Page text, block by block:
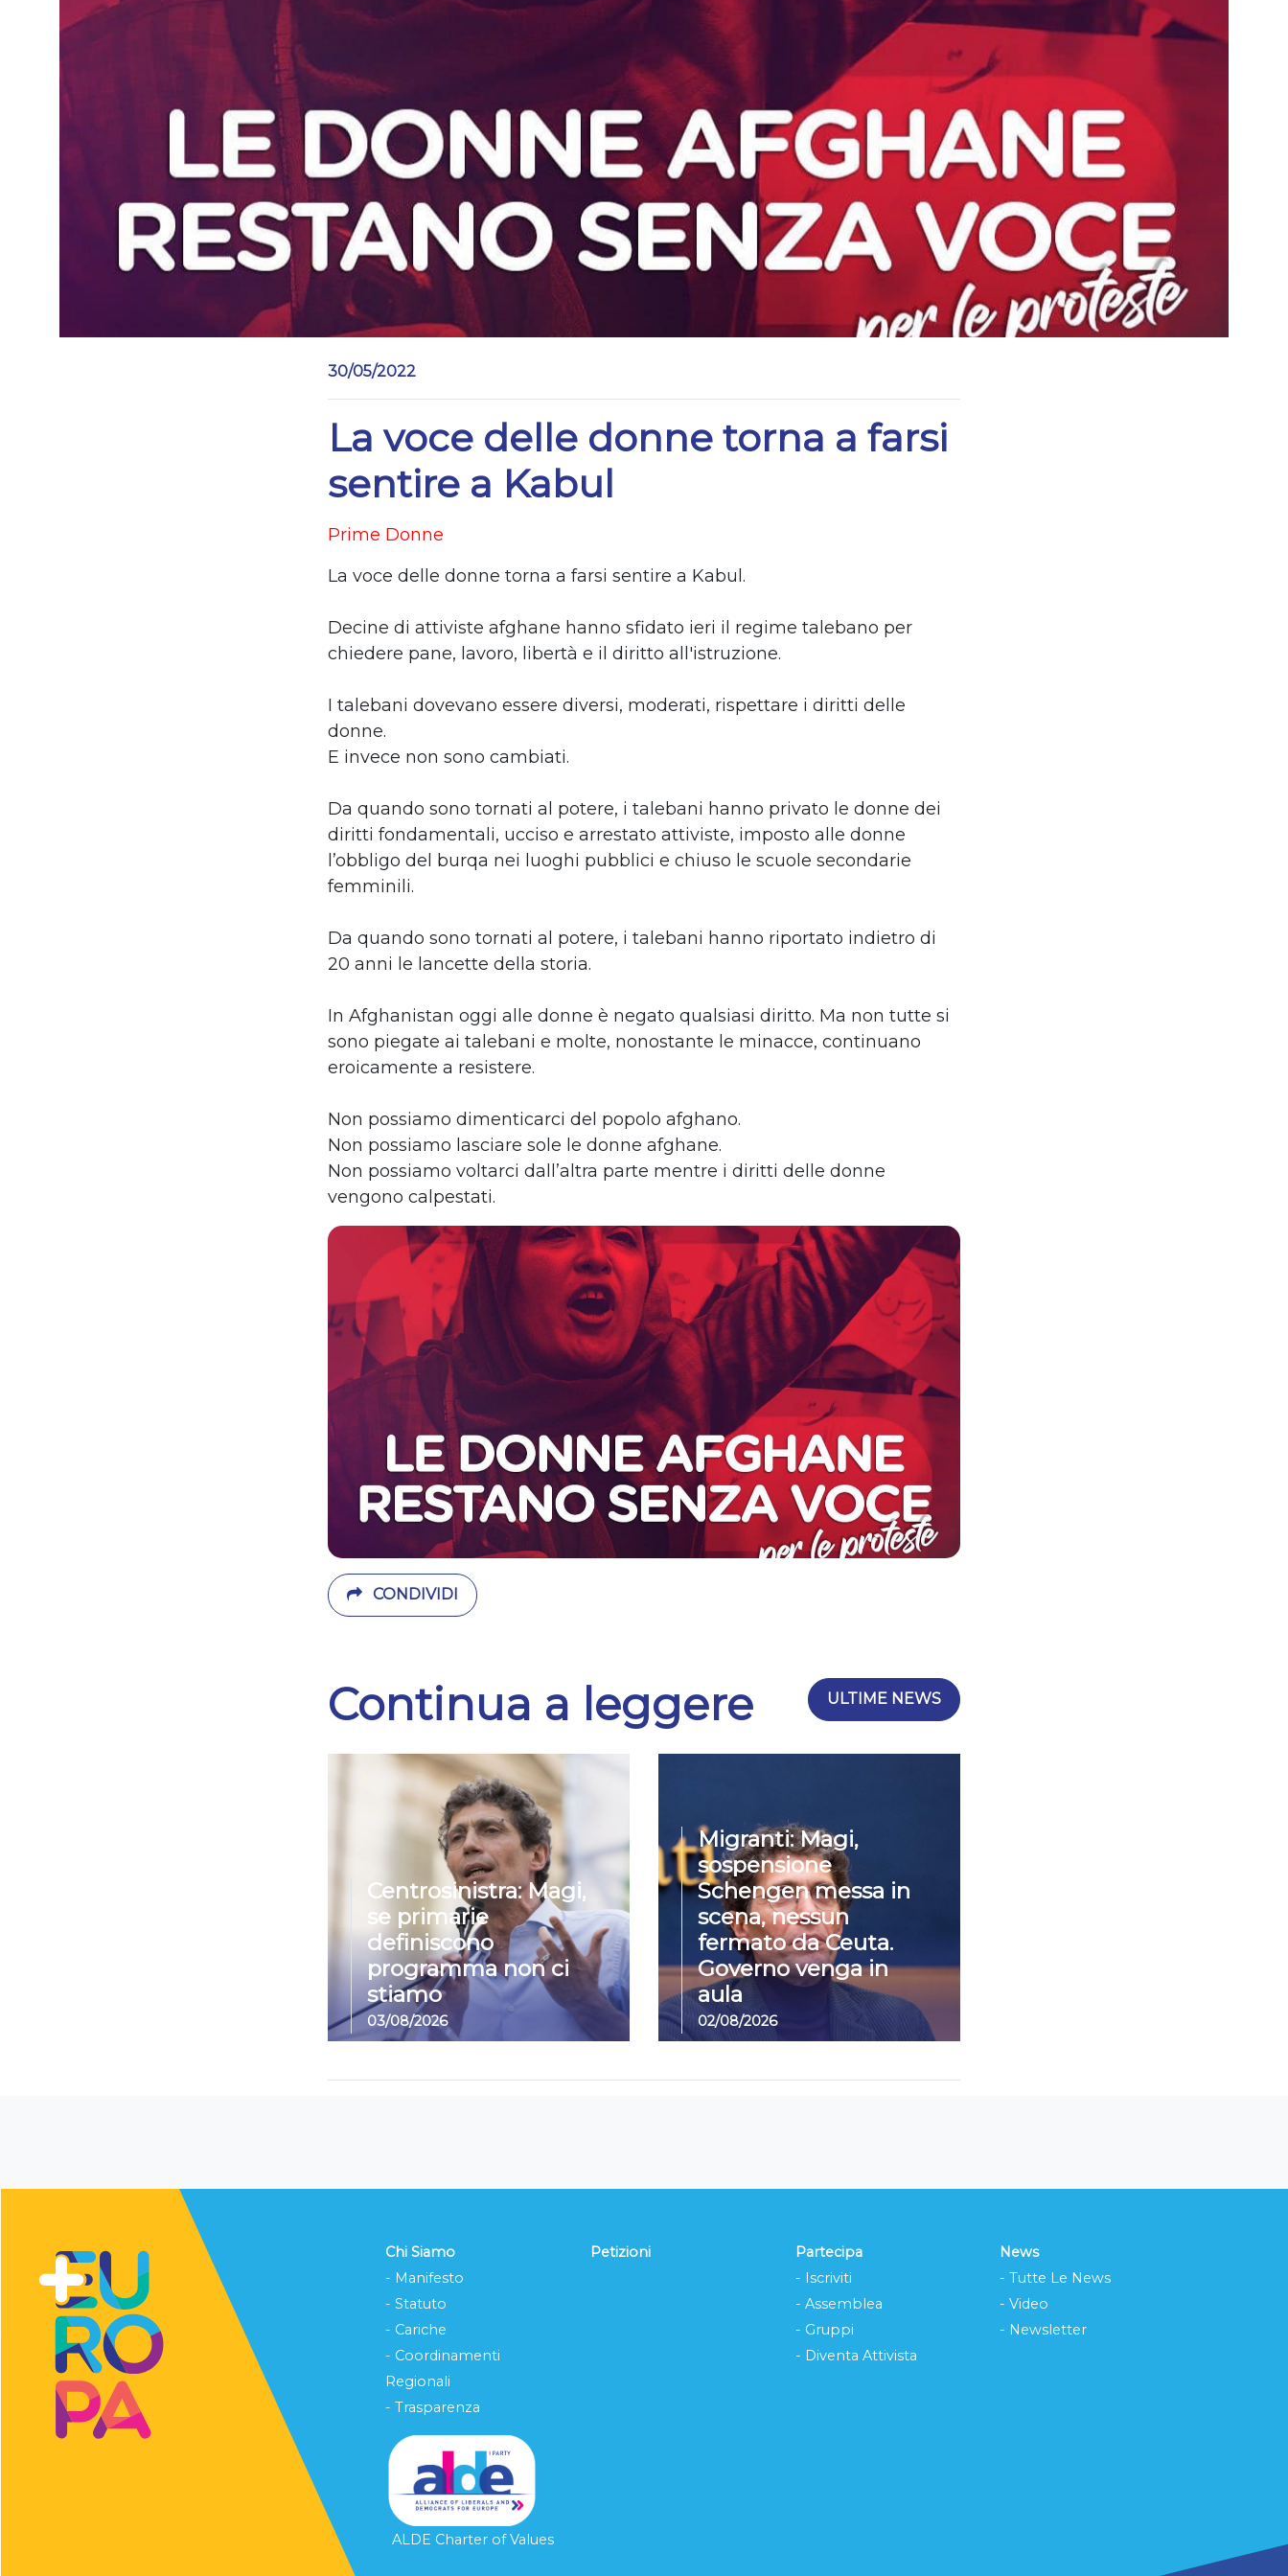
30/05/2022
La voce delle donne torna a farsi
sentire a Kabul
Prime Donne
La voce delle donne torna a farsi sentire a Kabul.
Decine di attiviste afghane hanno sfidato ieri il regime talebano per
chiedere pane, lavoro, libertà e il diritto all'istruzione.
I talebani dovevano essere diversi, moderati, rispettare i diritti delle
donne.
E invece non sono cambiati.
Da quando sono tornati al potere, i talebani hanno privato le donne dei
diritti fondamentali, ucciso e arrestato attiviste, imposto alle donne
l’obbligo del burqa nei luoghi pubblici e chiuso le scuole secondarie
femminili.
Da quando sono tornati al potere, i talebani hanno riportato indietro di
20 anni le lancette della storia.
In Afghanistan oggi alle donne è negato qualsiasi diritto. Ma non tutte si
sono piegate ai talebani e molte, nonostante le minacce, continuano
eroicamente a resistere.
Non possiamo dimenticarci del popolo afghano.
Non possiamo lasciare sole le donne afghane.
Non possiamo voltarci dall’altra parte mentre i diritti delle donne
vengono calpestati.
CONDIVIDI
Continua a leggere ULTIME NEWS
Centrosinistra: Magi,
se primarie
definiscono
programma non ci
stiamo
03/08/2026
Migranti: Magi,
sospensione
Schengen messa in
scena, nessun
fermato da Ceuta.
Governo venga in
aula
02/08/2026
Chi Siamo
- Manifesto
- Statuto
- Cariche
- Coordinamenti
Regionali
- Trasparenza
ALDE Charter of Values
Petizioni
Partecipa
- Iscriviti
- Assemblea
- Gruppi
- Diventa Attivista
News
- Tutte Le News
- Video
- Newsletter